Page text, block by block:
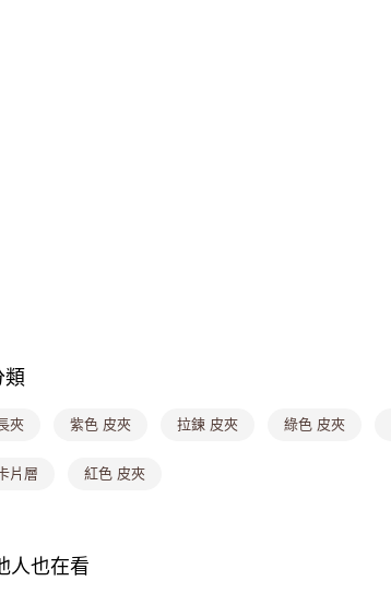
類
夾 紫色 皮夾 拉鍊 皮夾 綠色 皮夾
片層 紅色 皮夾
人也在看